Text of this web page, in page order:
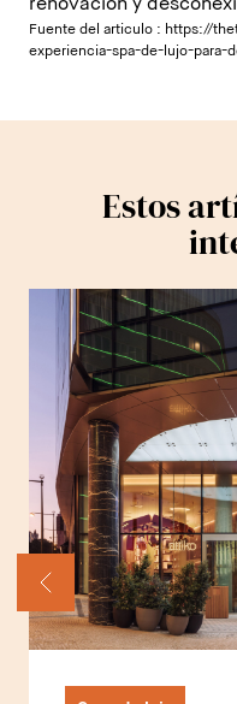
renovación y
Fuente del articulo : https://
experiencia-spa-de-lujo-para-
Estos